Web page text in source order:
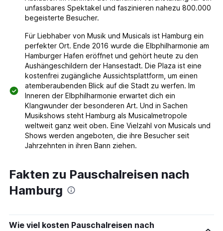
unfassbares Spektakel und faszinieren nahezu 800.000
begeisterte Besucher.
Für Liebhaber von Musik und Musicals ist Hamburg ein
perfekter Ort. Ende 2016 wurde die Elbphilharmonie am
Hamburger Hafen eröffnet und gehört heute zu den
Aushängeschildern der Hansestadt. Die Plaza ist eine
kostenfrei zugängliche Aussichtsplattform, um einen
atemberaubenden Blick auf die Stadt zu werfen. Im
Inneren der Elbphilharmonie erwartet dich ein
Klangwunder der besonderen Art. Und in Sachen
Musikshows steht Hamburg als Musicalmetropole
weltweit ganz weit oben. Eine Vielzahl von Musicals und
Shows werden angeboten, die ihre Besucher seit
Jahrzehnten in ihren Bann ziehen.
Fakten zu Pauschalreisen nach
Hamburg
Wie viel kosten Pauschalreisen nach